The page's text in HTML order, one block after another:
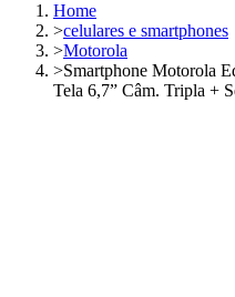
Home
>celulares e smartphones
>Motorola
>Smartphone Motorola
Tela 6,7” Câm. Tripla +